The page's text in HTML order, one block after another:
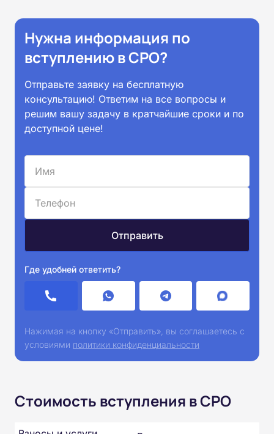
Нужна информация по
вступлению в СРО?
Отправьте заявку на бесплатную
консультацию! Ответим на все вопросы и
решим вашу задачу в кратчайшие сроки и по
доступной цене!
Где удобней ответить?
Нажимая на кнопку «Отправить», вы соглашаетесь с
условиями политики конфиденциальности
Стоимость вступления в СРО